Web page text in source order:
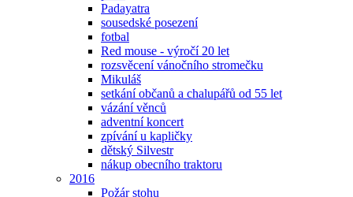
Padayatra
sousedské posezení
fotbal
Red mouse - výročí 20 let
rozsvěcení vánočního stromečku
Mikuláš
setkání občanů a chalupářů od 55 let
vázání věnců
adventní koncert
zpívání u kapličky
dětský Silvestr
nákup obecního traktoru
2016
Požár stohu